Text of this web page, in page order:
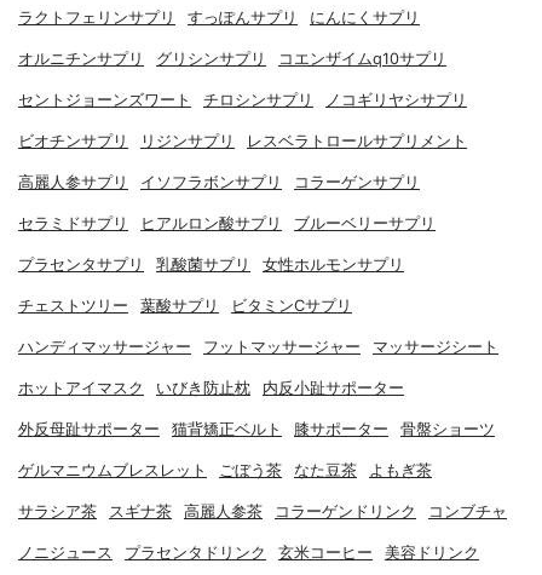
ラクトフェリンサプリ すっぽんサプリ にんにくサプリ
オルニチンサプリ グリシンサプリ コエンザイムq10サプリ
セントジョーンズワート チロシンサプリ ノコギリヤシサプリ
ビオチンサプリ リジンサプリ レスベラトロールサプリメント
高麗人参サプリ イソフラボンサプリ コラーゲンサプリ
セラミドサプリ ヒアルロン酸サプリ ブルーベリーサプリ
プラセンタサプリ 乳酸菌サプリ 女性ホルモンサプリ
チェストツリー 葉酸サプリ ビタミンCサプリ
ハンディマッサージャー フットマッサージャー マッサージシート
ホットアイマスク いびき防止枕 内反小趾サポーター
外反母趾サポーター 猫背矯正ベルト 膝サポーター 骨盤ショーツ
ゲルマニウムブレスレット ごぼう茶 なた豆茶 よもぎ茶
サラシア茶 スギナ茶 高麗人参茶 コラーゲンドリンク コンブチャ
ノニジュース プラセンタドリンク 玄米コーヒー 美容ドリンク